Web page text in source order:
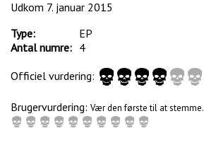
Udkom 7. januar 2015
Type:
EP
Antal numre: 4
Officiel vurdering:
Brugervurdering: Vær den første til at stemme.